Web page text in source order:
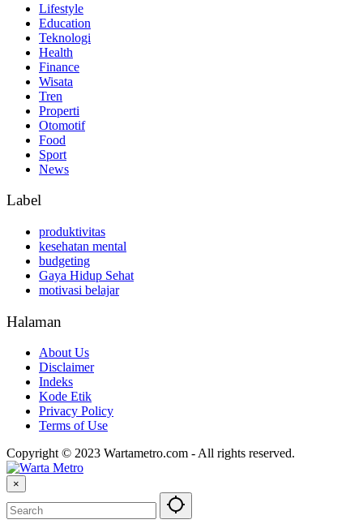
Lifestyle
Education
Teknologi
Health
Finance
Wisata
Tren
Properti
Otomotif
Food
Sport
News
Label
produktivitas
kesehatan mental
budgeting
Gaya Hidup Sehat
motivasi belajar
Halaman
About Us
Disclaimer
Indeks
Kode Etik
Privacy Policy
Terms of Use
Copyright © 2023 Wartametro.com - All rights reserved.
×